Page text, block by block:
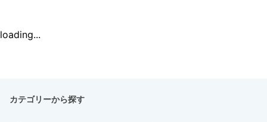
loading...
カテゴリーから探す